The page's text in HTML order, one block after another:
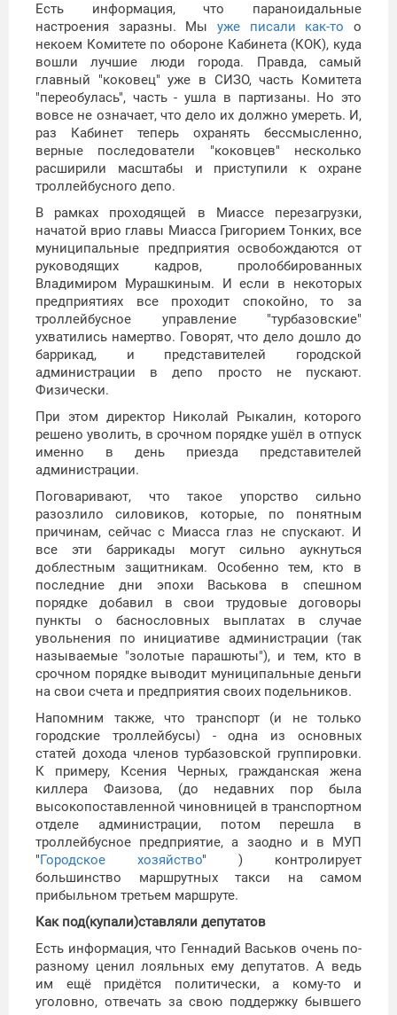
Есть информация, что параноидальные
настроения заразны. Мы уже писали как-то о
некоем Комитете по обороне Кабинета (КОК), куда
вошли лучшие люди города. Правда, самый
главный "коковец" уже в СИЗО, часть Комитета
"переобулась", часть - ушла в партизаны. Но это
вовсе не означает, что дело их должно умереть. И,
раз Кабинет теперь охранять бессмысленно,
верные последователи "коковцев" несколько
расширили масштабы и приступили к охране
троллейбусного депо.
В рамках проходящей в Миассе перезагрузки,
начатой врио главы Миасса Григорием Тонких, все
муниципальные предприятия освобождаются от
руководящих кадров, пролоббированных
Владимиром Мурашкиным. И если в некоторых
предприятиях все проходит спокойно, то за
троллейбусное управление "турбазовские"
ухватились намертво. Говорят, что дело дошло до
баррикад, и представителей городской
администрации в депо просто не пускают.
Физически.
При этом директор Николай Рыкалин, которого
решено уволить, в срочном порядке ушёл в отпуск
именно в день приезда представителей
администрации.
Поговаривают, что такое упорство сильно
разозлило силовиков, которые, по понятным
причинам, сейчас с Миасса глаз не спускают. И
все эти баррикады могут сильно аукнуться
доблестным защитникам. Особенно тем, кто в
последние дни эпохи Васькова в спешном
порядке добавил в свои трудовые договоры
пункты о баснословных выплатах в случае
увольнения по инициативе администрации (так
называемые "золотые парашюты"), и тем, кто в
срочном порядке выводит муниципальные деньги
на свои счета и предприятия своих подельников.
Напомним также, что транспорт (и не только
городские троллейбусы) - одна из основных
статей дохода членов турбазовской группировки.
К примеру, Ксения Черных, гражданская жена
киллера Фаизова, (до недавних пор была
высокопоставленной чиновницей в транспортном
отделе администрации, потом перешла в
троллейбусное предприятие, а заодно и в МУП
"Городское хозяйство" ) контролирует
большинство маршрутных такси на самом
прибыльном третьем маршруте.
Как под(купали)ставляли депутатов
Есть информация, что Геннадий Васьков очень по-
разному ценил лояльных ему депутатов. А ведь
им ещё придётся политически, а кому-то и
уголовно, отвечать за свою поддержку бывшего